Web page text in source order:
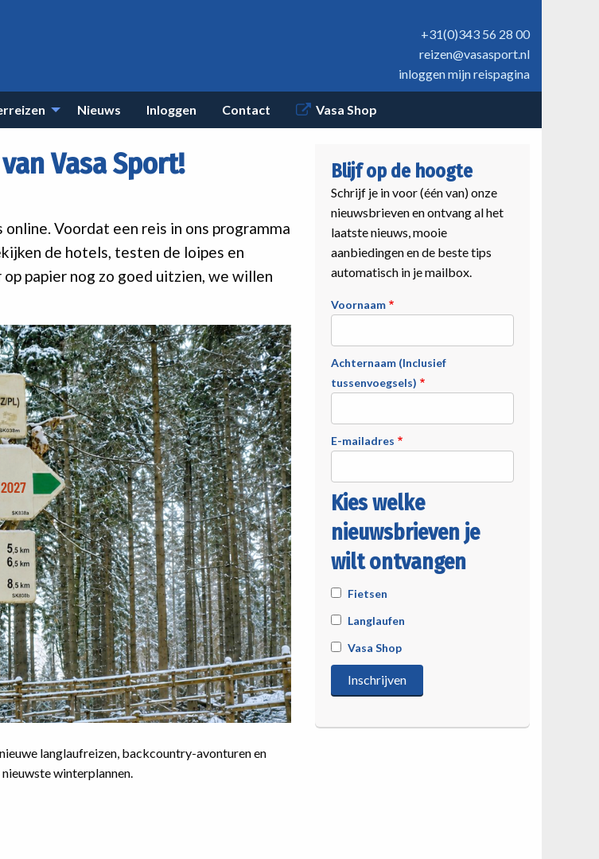
+31(0)343 56 28 00
reizen@vasasport.nl
inloggen mijn reispagina
Nieuws Inloggen Contact Vasa Shop
Vasa Sport!
Voordat een reis in ons programma
de hotels, testen de loipes en
papier nog zo goed uitzien, we willen
langlaufreizen, backcountry-avonturen en
winterplannen.
Blijf op de hoogte
Schrijf je in voor (één van) onze
nieuwsbrieven en ontvang al het
laatste nieuws, mooie
aanbiedingen en de beste tips
automatisch in je mailbox.
Voornaam
Achternaam (Inclusief
tussenvoegsels)
E-mailadres
Kies welke
nieuwsbrieven je
wilt ontvangen
Fietsen
Langlaufen
Vasa Shop